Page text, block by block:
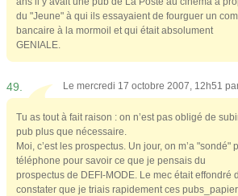
du "Jeune" à qui ils essayaient de fourguer un
bancaire à la mormoil et qui était absolument
GENIALE.
49. Le mercredi 17 octobre 2007, 12h51
Tu as tout à fait raison : on n’est pas obligé de
pub plus que nécessaire.
Moi, c’est les prospectus. Un jour, on m’a "sondé"
téléphone pour savoir ce que je pensais du
prospectus de DEFI-MODE. Le mec était effondré
constater que je triais rapidement ces pubs_papier